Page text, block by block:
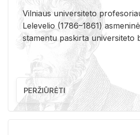
Vil­niaus uni­ver­si­te­to
Le­le­ve­lio (1786–1861)
sta­men­tu pa­skir­ta uni­ver­si­te­to
PERŽIŪRĖTI